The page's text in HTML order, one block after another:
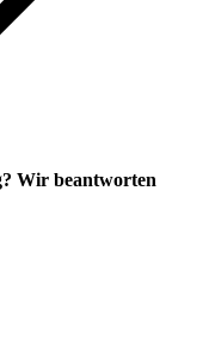
Wir beantworten